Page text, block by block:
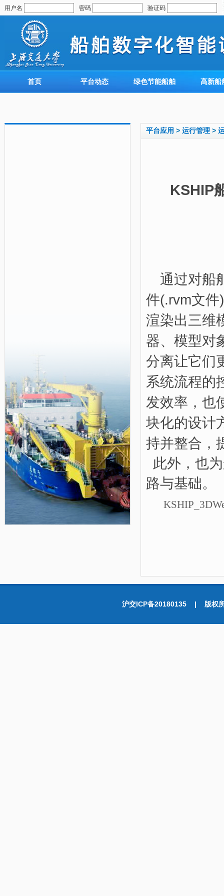
用户名 密码 验证码
首页 平台动态 绿色节能船舶 高新船
平台应用 > 运行管理 >
KSHIP
通过对船
件(.rvm文件)
渲染出三维
器、模型对
分离让它们
系统流程的
发效率，也
块化的设计
持并整合，
此外，也
路与基础。
沪交ICP备20180135 | 版权所